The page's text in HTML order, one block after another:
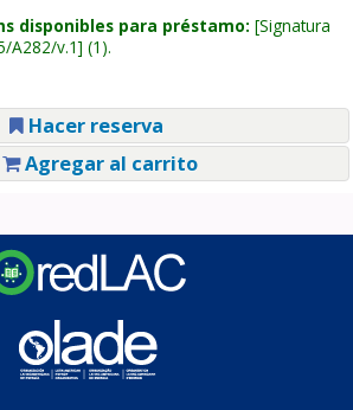
disponibles para préstamo: Signatura
A282/v.1 (1).
Hacer reserva
Agregar al carrito